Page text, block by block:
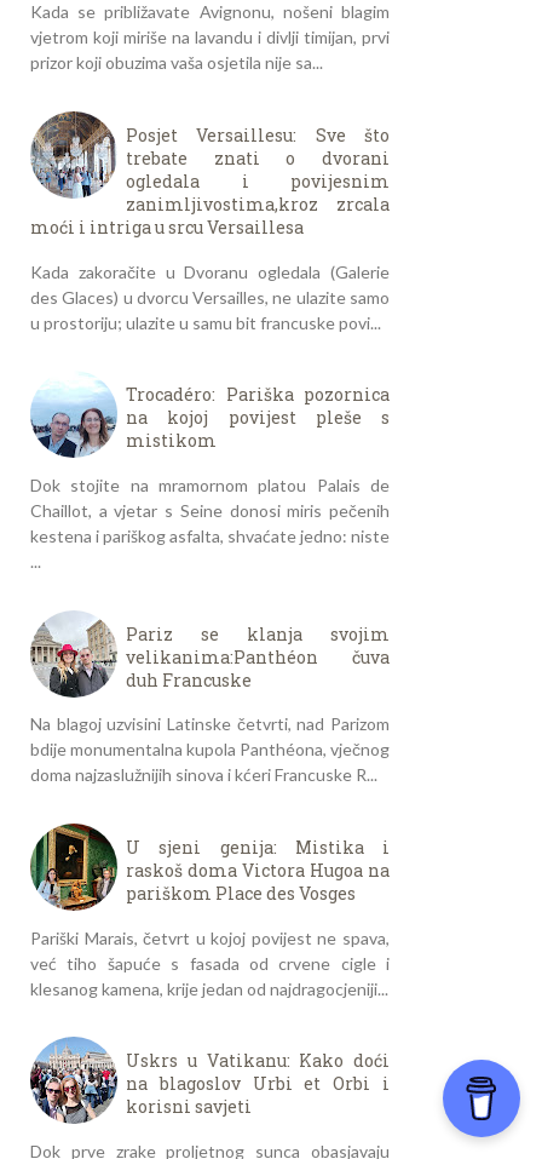
Kada se približavate Avignonu, nošeni blagim
vjetrom koji miriše na lavandu i divlji timijan, prvi
prizor koji obuzima vaša osjetila nije sa...
Posjet Versaillesu: Sve što
trebate znati o dvorani
ogledala i povijesnim
zanimljivostima,kroz zrcala
moći i intriga u srcu Versaillesa
Kada zakoračite u Dvoranu ogledala (Galerie
des Glaces) u dvorcu Versailles, ne ulazite samo
u prostoriju; ulazite u samu bit francuske povi...
Trocadéro: Pariška pozornica
na kojoj povijest pleše s
mistikom
Dok stojite na mramornom platou Palais de
Chaillot, a vjetar s Seine donosi miris pečenih
kestena i pariškog asfalta, shvaćate jedno: niste
...
Pariz se klanja svojim
velikanima:Panthéon čuva
duh Francuske
Na blagoj uzvisini Latinske četvrti, nad Parizom
bdije monumentalna kupola Panthéona, vječnog
doma najzaslužnijih sinova i kćeri Francuske R...
U sjeni genija: Mistika i
raskoš doma Victora Hugoa na
pariškom Place des Vosges
Pariški Marais, četvrt u kojoj povijest ne spava,
već tiho šapuće s fasada od crvene cigle i
klesanog kamena, krije jedan od najdragocjeniji...
Uskrs u Vatikanu: Kako doći
na blagoslov Urbi et Orbi i
korisni savjeti
Dok prve zrake proljetnog sunca obasjavaju